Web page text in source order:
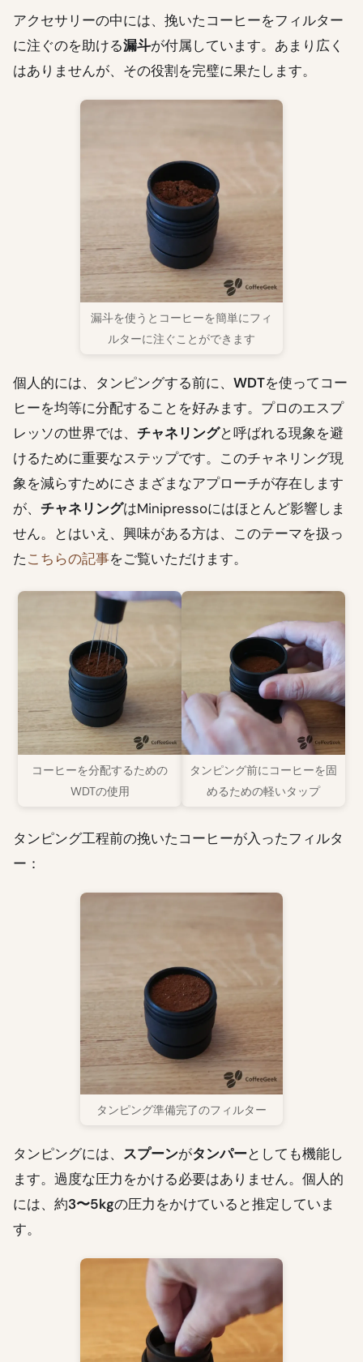
アクセサリーの中には、挽いたコーヒーをフィルター
に注ぐのを助ける漏斗が付属しています。あまり広く
はありませんが、その役割を完璧に果たします。
漏斗を使うとコーヒーを簡単にフィ
ルターに注ぐことができます
個人的には、タンピングする前に、 WDTを使ってコー
ヒーを均等に分配することを好みます。プロのエスプ
レッソの世界では、 チャネリングと呼ばれる現象を避
けるために重要なステップです。このチャネリング現
象を減らすためにさまざまなアプローチが存在します
が、 チャネリングはMinipressoにはほとんど影響しま
せん。とはいえ、興味がある方は、このテーマを扱っ
たこちらの記事をご覧いただけます。
コーヒーを分配するための
WDTの使用
タンピング前にコーヒーを固
めるための軽いタップ
タンピング工程前の挽いたコーヒーが入ったフィルタ
ー：
タンピング準備完了のフィルター
タンピングには、 スプーンがタンパーとしても機能し
ます。過度な圧力をかける必要はありません。個人的
には、約3〜5kgの圧力をかけていると推定していま
す。